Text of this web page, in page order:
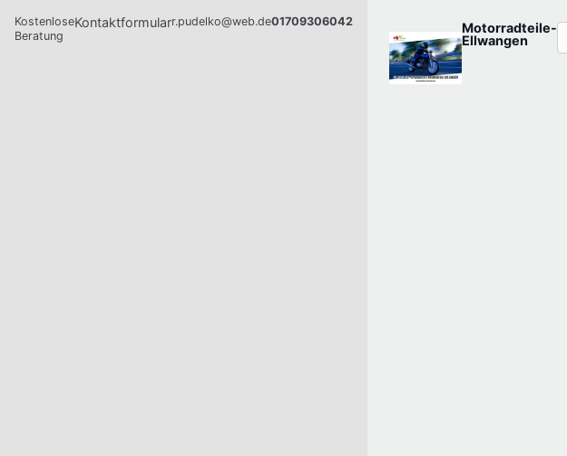
Kostenlose
Beratung
Kontaktformularr.pudelko@web.de01709306042
Motorradteile-
Ellwangen